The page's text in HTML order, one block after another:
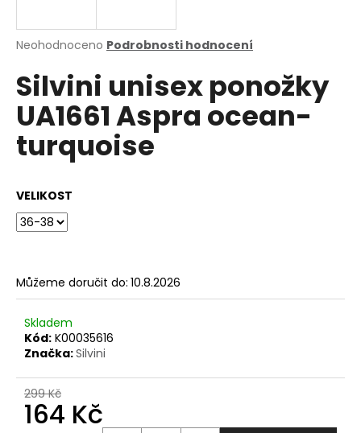
Průměrné
produktu
je
0,0
z
5
hvězdiček.
Neohodnoceno Podrobnosti hodnocení
Silvini unisex ponožky
UA1661 Aspra ocean-
turquoise
VELIKOST
Můžeme doručit do: 10.8.2026
Skladem
Kód: K00035616
Značka:Silvini
299 Kč
164 Kč
j
t
?
o
p
u
č
u